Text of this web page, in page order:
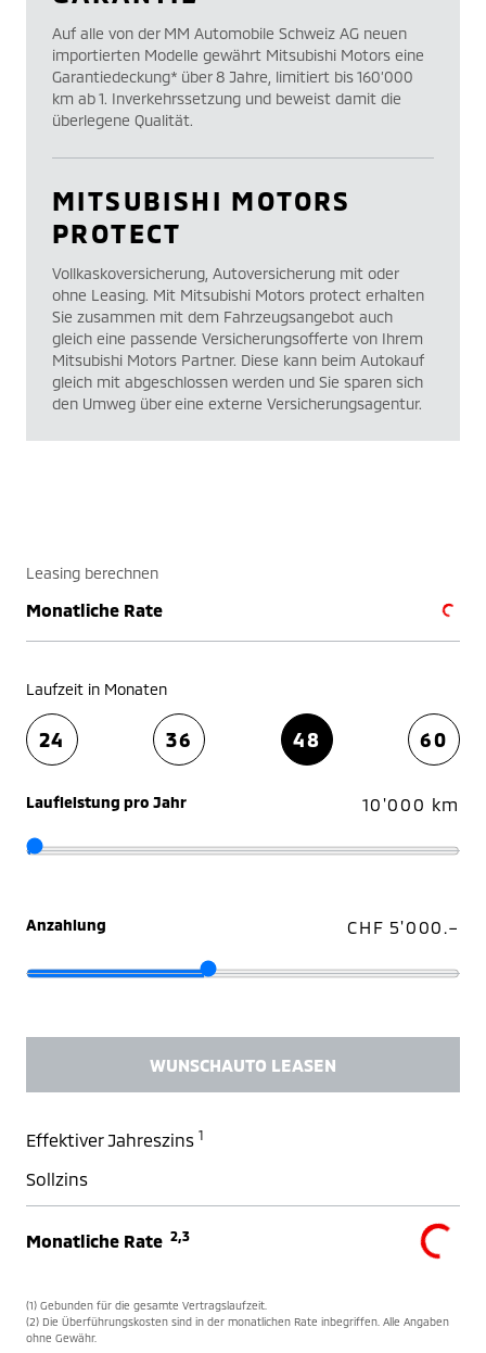
Auf alle von der MM Automobile Schweiz AG neuen
importierten Modelle gewährt Mitsubishi Motors eine
Garantiedeckung* über 8 Jahre, limitiert bis 160’000
km ab 1. Inverkehrssetzung und beweist damit die
überlegene Qualität.
MITSUBISHI MOTORS
PROTECT
Vollkaskoversicherung, Autoversicherung mit oder
ohne Leasing. Mit Mitsubishi Motors protect erhalten
Sie zusammen mit dem Fahrzeugsangebot auch
gleich eine passende Versicherungsofferte von Ihrem
Mitsubishi Motors Partner. Diese kann beim Autokauf
gleich mit abgeschlossen werden und Sie sparen sich
den Umweg über eine externe Versicherungsagentur.
Leasing berechnen
Monatliche Rate
Laufzeit in Monaten
24 36 48 60
Laufleistung pro Jahr 10'000 km
Anzahlung CHF 5'000.–
WUNSCHAUTO LEASEN
Effektiver Jahreszins 1
Sollzins
Monatliche Rate 2,3
(1) Gebunden für die gesamte Vertragslaufzeit.
(2) Die Überführungskosten sind in der monatlichen Rate inbegriffen. Alle Angaben
ohne Gewähr.